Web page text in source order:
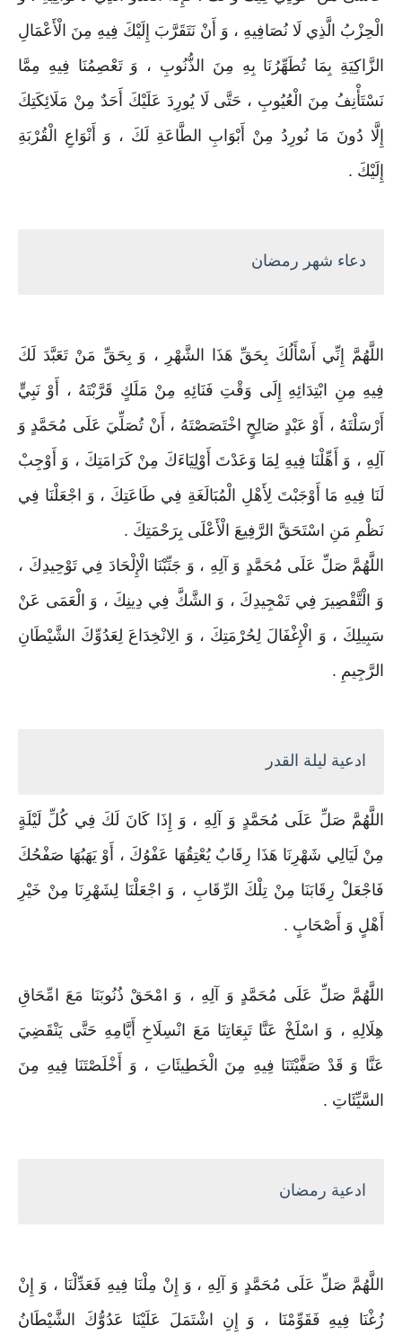
الْحِزْبُ الَّذِي لَا نُصَافِيهِ ، وَ أَنْ نَتَقَرَّبَ إِلَيْكَ فِيهِ مِنَ الْأَعْمَالِ
الزَّاكِيَةِ بِمَا تُطَهِّرُنَا بِهِ مِنَ الذُّنُوبِ ، وَ تَعْصِمُنَا فِيهِ مِمَّا
نَسْتَأْنِفُ مِنَ الْعُيُوبِ ، حَتَّى لَا يُورِدَ عَلَيْكَ أَحَدٌ مِنْ مَلَائِكَتِكَ
إِلَّا دُونَ مَا نُورِدُ مِنْ أَبْوَابِ الطَّاعَةِ لَكَ ، وَ أَنْوَاعِ الْقُرْبَةِ
إِلَيْكَ .
دعاء شهر رمضان
اللَّهُمَّ إِنِّي أَسْأَلُكَ بِحَقِّ هَذَا الشَّهْرِ ، وَ بِحَقِّ مَنْ تَعَبَّدَ لَكَ
فِيهِ مِنِ ابْتِدَائِهِ إِلَى وَقْتِ فَنَائِهِ مِنْ مَلَكٍ قَرَّبْتَهُ ، أَوْ نَبِيٍّ
أَرْسَلْتَهُ ، أَوْ عَبْدٍ صَالِحٍ اخْتَصَصْتَهُ ، أَنْ تُصَلِّيَ عَلَى مُحَمَّدٍ وَ
آلِهِ ، وَ أَهِّلْنَا فِيهِ لِمَا وَعَدْتَ أَوْلِيَاءَكَ مِنْ كَرَامَتِكَ ، وَ أَوْجِبْ
لَنَا فِيهِ مَا أَوْجَبْتَ لِأَهْلِ الْمُبَالَغَةِ فِي طَاعَتِكَ ، وَ اجْعَلْنَا فِي
نَظْمِ مَنِ اسْتَحَقَّ الرَّفِيعَ الْأَعْلَى بِرَحْمَتِكَ .
اللَّهُمَّ صَلِّ عَلَى مُحَمَّدٍ وَ آلِهِ ، وَ جَنِّبْنَا الْإِلْحَادَ فِي تَوْحِيدِكَ ،
وَ الْتَّقْصِيرَ فِي تَمْجِيدِكَ ، وَ الشَّكَّ فِي دِينِكَ ، وَ الْعَمَى عَنْ
سَبِيلِكَ ، وَ الْإِغْفَالَ لِحُرْمَتِكَ ، وَ الِانْخِدَاعَ لِعَدُوِّكَ الشَّيْطَانِ
الرَّجِيمِ .
ادعية ليلة القدر
اللَّهُمَّ صَلِّ عَلَى مُحَمَّدٍ وَ آلِهِ ، وَ إِذَا كَانَ لَكَ فِي كُلِّ لَيْلَةٍ
مِنْ لَيَالِي شَهْرِنَا هَذَا رِقَابٌ يُعْتِقُهَا عَفْوُكَ ، أَوْ يَهَبُهَا صَفْحُكَ
فَاجْعَلْ رِقَابَنَا مِنْ تِلْكَ الرِّقَابِ ، وَ اجْعَلْنَا لِشَهْرِنَا مِنْ خَيْرِ
أَهْلٍ وَ أَصْحَابٍ .
اللَّهُمَّ صَلِّ عَلَى مُحَمَّدٍ وَ آلِهِ ، وَ امْحَقْ ذُنُوبَنَا مَعَ امِّحَاقِ
هِلَالِهِ ، وَ اسْلَخْ عَنَّا تَبِعَاتِنَا مَعَ انْسِلَاخِ أَيَّامِهِ حَتَّى يَنْقَضِيَ
عَنَّا وَ قَدْ صَفَّيْتَنَا فِيهِ مِنَ الْخَطِيئَاتِ ، وَ أَخْلَصْتَنَا فِيهِ مِنَ
السَّيِّئَاتِ .
ادعية رمضان
اللَّهُمَّ صَلِّ عَلَى مُحَمَّدٍ وَ آلِهِ ، وَ إِنْ مِلْنَا فِيهِ فَعَدِّلْنَا ، وَ إِنْ
زُغْنَا فِيهِ فَقَوِّمْنَا ، وَ إِنِ اشْتَمَلَ عَلَيْنَا عَدُوُّكَ الشَّيْطَانُ